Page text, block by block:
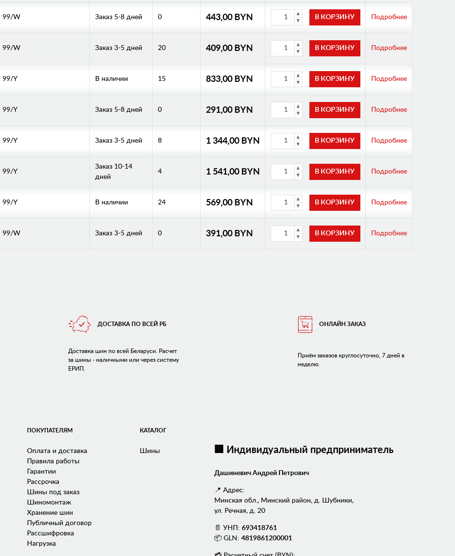
99/W Заказ 5-8 дней 0 443,00 BYN Подробнее
99/W Заказ 3-5 дней 20 409,00 BYN Подробнее
99/Y В наличии 15 833,00 BYN Подробнее
99/Y Заказ 5-8 дней 0 291,00 BYN Подробнее
99/Y Заказ 3-5 дней 8 1 344,00 BYN Подробнее
99/Y
Заказ 10-14
дней
4 1 541,00 BYN Подробнее
99/Y В наличии 24 569,00 BYN Подробнее
99/W Заказ 3-5 дней 0 391,00 BYN Подробнее
ДОСТАВКА ПО ВСЕЙ РБ
Доставка шин по всей Беларуси. Расчет
за шины - наличными или через систему
ЕРИП.
ОНЛАЙН ЗАКАЗ
Приём заказов круглосуточно, 7 дней в
неделю.
ПОКУПАТЕЛЯМ
Оплата и доставка
Правила работы
Гарантии
Рассрочка
Шины под заказ
Шиномонтаж
Хранение шин
Публичный договор
Рассшифровка
Нагрузка
КАТАЛОГ
Шины 🏢 Индивидуальный предприниматель
Дашиневич Андрей Петрович
📍 Адрес:
Минская обл., Минский район, д. Шубники,
ул. Речная, д. 20
📄 УНП: 693418761
📦 GLN: 4819861200001